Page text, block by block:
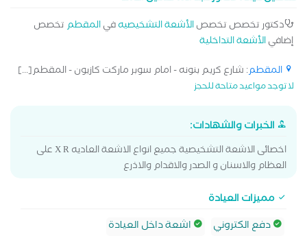
دكتور تخصص تخصصالأشعة التشخيصيهفيالمقطم تخصص
إضافيالأشعة التداخلية
المقطم: شارع كريم بنونه - امام سوبر ماركت كازيون - المقطم[...]
لا توجد مواعيد متاحة للحجز
الخبرات والشهادات:
اخصائى الاشعة التشخيصية جميع انواع الاشعة العاديه X R على
العظام والاسنان و الصدر والاقدام والاذرع
مميزات العيادة
دفع الكتروني
اشعة داخل العيادة